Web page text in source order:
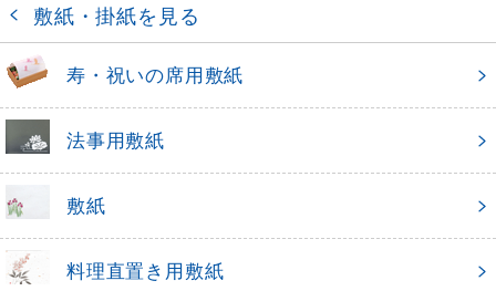
敷紙・掛紙を見る
寿・祝いの席用敷紙
法事用敷紙
敷紙
料理直置き用敷紙